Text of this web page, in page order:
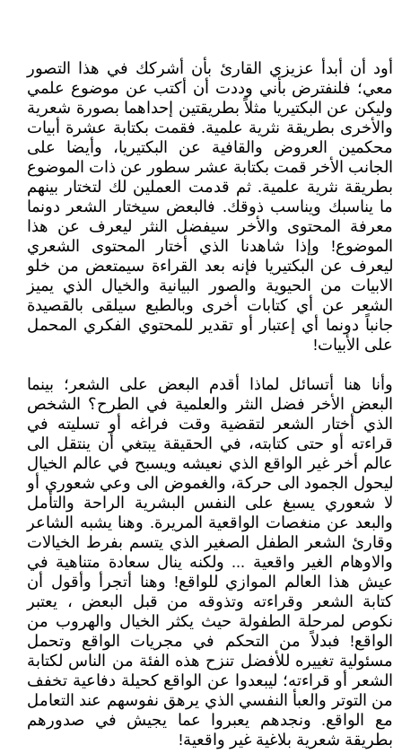
أود أن أبدأ عزيزي القارئ بأن أشركك في هذا التصور
معي؛ فلنفترض بأني وددت أن أكتب عن موضوع علمي
وليكن عن البكتيريا مثلاً بطريقتين إحداهما بصورة شعرية
والأخرى بطريقة نثرية علمية. فقمت بكتابة عشرة أبيات
محكمين العروض والقافية عن البكتيريا، وأيضا على
الجانب الأخر قمت بكتابة عشر سطور عن ذات الموضوع
بطريقة نثرية علمية. ثم قدمت العملين لك لتختار بينهم
ما يناسبك ويناسب ذوقك. فالبعض سيختار الشعر دونما
معرفة المحتوى والأخر سيفضل النثر ليعرف عن هذا
الموضوع! وإذا شاهدنا الذي أختار المحتوى الشعري
ليعرف عن البكتيريا فإنه بعد القراءة سيمتعض من خلو
الابيات من الحيوية والصور البيانية والخيال الذي يميز
الشعر عن أي كتابات أخرى وبالطبع سيلقى بالقصيدة
جانباً دونما أي إعتبار أو تقدير للمحتوي الفكري المحمل
على الأبيات!
وأنا هنا أتسائل لماذا أقدم البعض على الشعر؛ بينما
البعض الأخر فضل النثر والعلمية في الطرح؟ الشخص
الذي أختار الشعر لتقضية وقت فراغه أو تسليته في
قراءته أو حتى كتابته، في الحقيقة يبتغي أن ينتقل الى
عالم أخر غير الواقع الذي نعيشه ويسبح في عالم الخيال
ليحول الجمود الى حركة، والغموض الى وعي شعوري أو
لا شعوري يسبغ على النفس البشرية الراحة والتأمل
والبعد عن منغصات الواقعية المريرة. وهنا يشبه الشاعر
وقارئ الشعر الطفل الصغير الذي يتسم بفرط الخيالات
والاوهام الغير واقعية ... ولكنه ينال سعادة متناهية في
عيش هذا العالم الموازي للواقع! وهنا أتجرأ وأقول أن
كتابة الشعر وقراءته وتذوقه من قبل البعض ، يعتبر
نكوص لمرحلة الطفولة حيث يكثر الخيال والهروب من
الواقع! فبدلاً من التحكم في مجريات الواقع وتحمل
مسئولية تغييره للأفضل تنزح هذه الفئة من الناس لكتابة
الشعر أو قراءته؛ ليبعدوا عن الواقع كحيلة دفاعية تخفف
من التوتر والعبأ النفسي الذي يرهق نفوسهم عند التعامل
مع الواقع. ونجدهم يعبروا عما يجيش في صدورهم
بطريقة شعرية بلاغية غير واقعية!